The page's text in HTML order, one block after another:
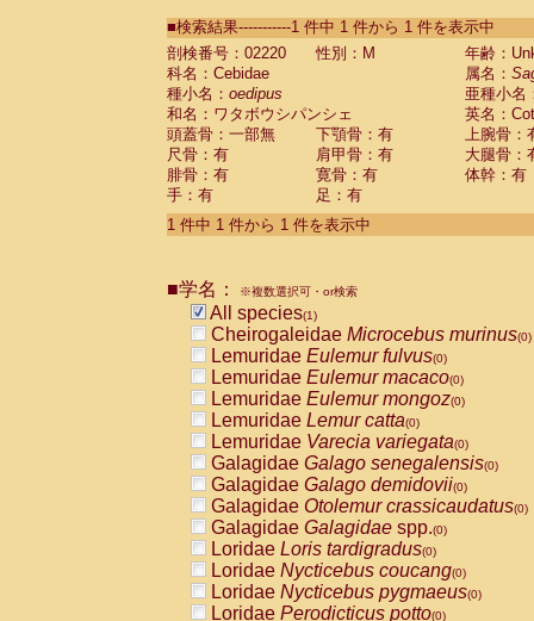
CebidaeSaguinus labiatus(0)
Cebidae Saguinus leucopus (0)
Cebidae
Cebidae
CebidaeSaguinus nigricollis (0)
Cebidae Saguinus oedipus
Cebidae Saguinus weddelli
Cebidae Saguinusspp.
Cebidae Aotus trivirgatus
Cebidae Cebus albifrons
CebidaeCebus nigrivittatus
CebidaeCebus
CebidaeSaimiri boliviensis(0)
CebidaeSaimiri sciureus(0)
AtelidaeAlouatta caraya(0)
AtelidaeAlouatta fusca(0)
AtelidaeAlouatta seniculus
AtelidaeAlouattaspp.(0)
AtelidaeAteles belzebuth(0)
AtelidaeAteles geoffroyi(0)
AtelidaeAteles paniscus(0)
AtelidaeAtelesspp.(0)
Atelidae Lagothrix lagothricha
AtelidaeLagothrix lagothricha cana
PitheciidaeCacajao calvus
PitheciidaeCallicebus cupreus
■検索結果-----------1 件中 1 件から 1 件を表示中
剖検番号：02220
性別：M
年齢：
科名：Cebidae
属名：
種小名： oedipus
亜種小名
和名：ワタボウシパンシェ
英名：
頭蓋骨：一部無
下顎骨：有
上腕骨：
尺骨：有
肩甲骨：有
大腿骨：
腓骨：有
寛骨：有
体幹：有
手：有
足：有
1 件中 1 件から 1 件を表示中
■学名： ※複数選択可・or検索
All species(1)
Cheirogaleidae Microcebus murinus(0)
Lemuridae Eulemur fulvus(0)
Lemuridae Eulemur macaco(0)
Lemuridae Eulemur mongoz(0)
Lemuridae Lemur catta(0)
Lemuridae Varecia variegata(0)
Galagidae Galago senegalensis(0)
Galagidae Galago demidovii(0)
Galagidae Otolemur crassicaudatus(0)
Galagidae Galagidae spp.(0)
Loridae Loris tardigradus(0)
Loridae Nycticebus coucang(0)
Loridae Nycticebus pygmaeus(0)
Loridae Perodicticus potto(0)